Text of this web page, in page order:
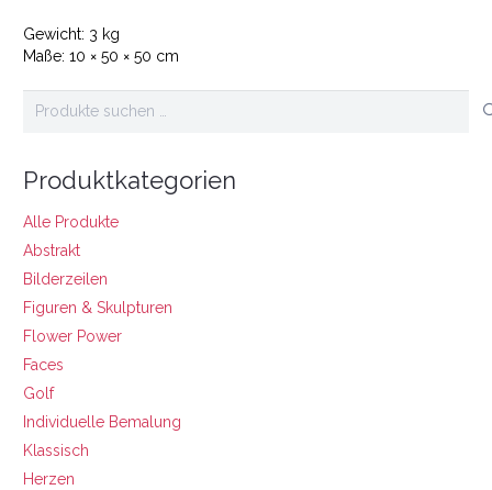
Gewicht: 3 kg
Maße: 10 × 50 × 50 cm
nach:
Produktkategorien
Alle Produkte
Abstrakt
Bilderzeilen
Figuren & Skulpturen
Flower Power
Faces
Golf
Individuelle Bemalung
Klassisch
Herzen